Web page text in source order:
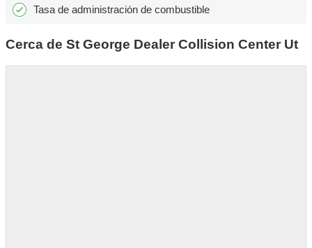
Tasa de administración de combustible
Cerca de St George Dealer Collision Center Ut